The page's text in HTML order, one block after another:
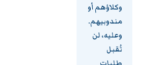
وكلاؤهم أو
مندوبيهم.
وعليه، لن
تُقبل